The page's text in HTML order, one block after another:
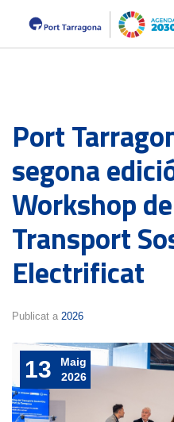
Port
segona
Workshop de
Transport
Electrificat
Publicat a 2026
13
Maig
2026